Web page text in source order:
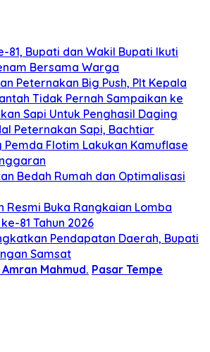
81, Bupati dan Wakil Bupati Ikuti
Bersama Warga
Peternakan Big Push, Plt Kepala
Tidak Pernah Sampaikan ke
Sapi Untuk Penghasil Daging
Peternakan Sapi, Bachtiar
Pemda Flotim Lakukan Kamuflase
Bedah Rumah dan Optimalisasi
Resmi Buka Rangkaian Lomba
81 Tahun 2026
Pendapatan Daerah, Bupati
Samsat
Amran Mahmud. Pasar Tempe